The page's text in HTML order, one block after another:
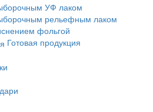
УФ лаком
рельефным лаком
фольгой
Готовая продукция